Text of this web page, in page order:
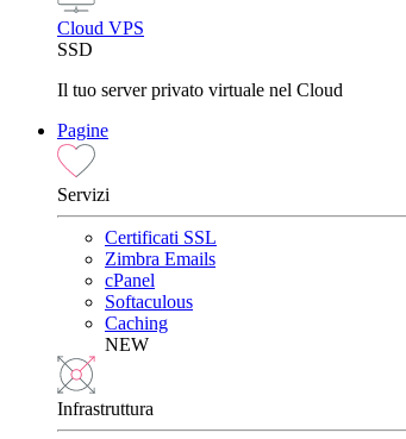
Cloud VPS
SSD
Il tuo server privato virtuale nel Cloud
Pagine
Servizi
Certificati SSL
Zimbra Emails
cPanel
Softaculous
Caching
NEW
Infrastruttura